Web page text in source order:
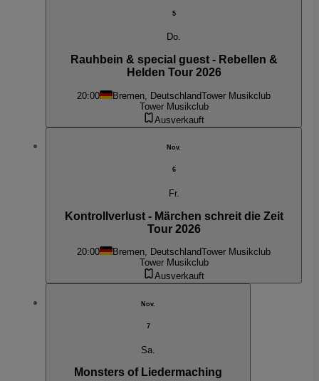
5
Do.
Rauhbein & special guest - Rebellen &
Helden Tour 2026
20:00 Bremen, DeutschlandTower Musikclub
Tower Musikclub
Ausverkauft
Nov.
6
Fr.
Kontrollverlust - Märchen schreit die Zeit
Tour 2026
20:00 Bremen, DeutschlandTower Musikclub
Tower Musikclub
Ausverkauft
Nov.
7
Sa.
Monsters of Liedermaching